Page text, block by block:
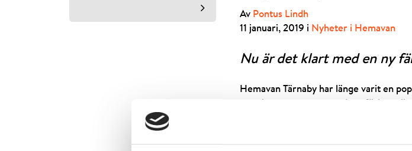
Av Pontus Lindh
11 januari, 2019 i Nyheter i Hemavan
Nu är det klart med en ny
Hemavan Tärnaby har länge varit en
av nyheten att en ny modern färja
kunna transportera 800 passagerare